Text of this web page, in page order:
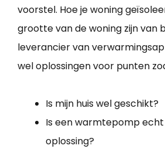
voorstel. Hoe je woning
grootte van de woning zijn van
leverancier van
wel oplossingen voor punten
Is mijn huis wel geschikt?
Is een warmtepomp echt
oplossing?